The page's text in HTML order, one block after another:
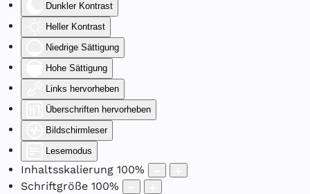
Dunkler Kontrast
Heller Kontrast
Niedrige Sättigung
Hohe Sättigung
Links hervorheben
Überschriften hervorheben
Bildschirmleser
Lesemodus
Inhaltsskalierung 100%
Schriftgröße 100%